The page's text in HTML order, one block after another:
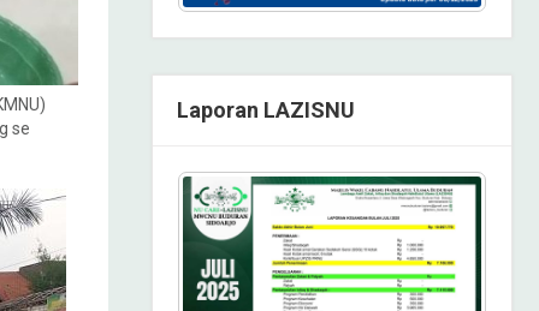
se
Laporan LAZISNU